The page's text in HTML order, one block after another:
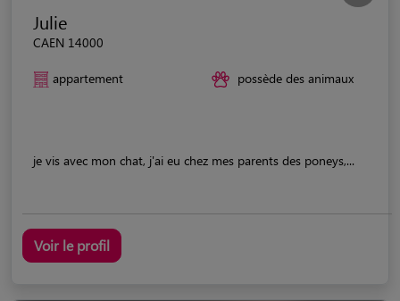
Julie
CAEN 14000
appartement possède des animaux
je vis avec mon chat, j'ai eu chez mes parents des poneys,...
Voir le profil